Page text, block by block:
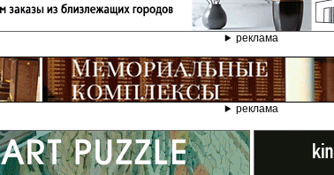
реклама
реклама